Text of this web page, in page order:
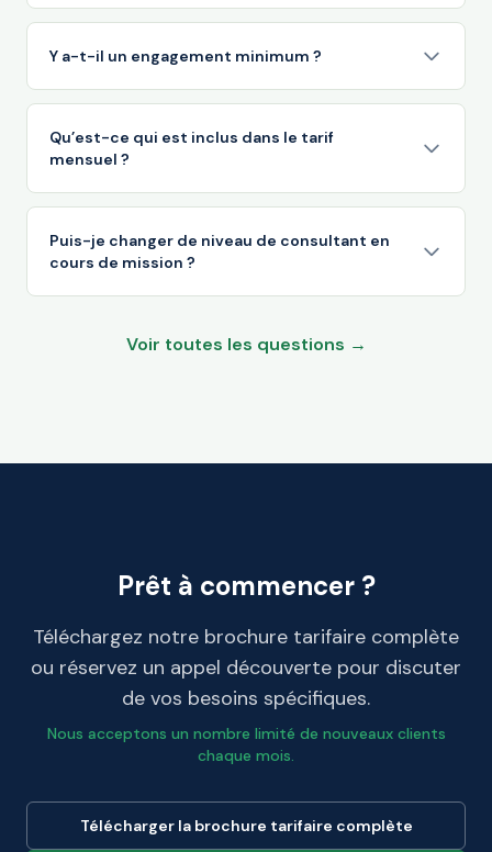
Y a-t-il un engagement minimum ?
Qu’est-ce qui est inclus dans le tarif
mensuel ?
Puis-je changer de niveau de consultant en
cours de mission ?
Voir toutes les questions →
Prêt à commencer ?
Téléchargez notre brochure tarifaire complète
ou réservez un appel découverte pour discuter
de vos besoins spécifiques.
Nous acceptons un nombre limité de nouveaux clients
chaque mois.
Télécharger la brochure tarifaire complète